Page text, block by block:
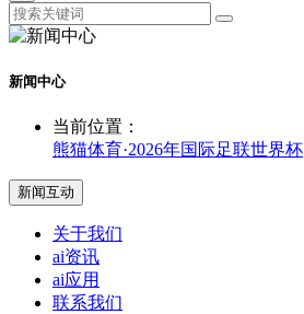
新闻中心
当前位置：
熊猫体育·2026年国际足联世界杯
新闻互动
关于我们
ai资讯
ai应用
联系我们